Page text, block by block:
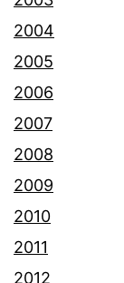
2004
2005
2006
2007
2008
2009
2010
2011
2012